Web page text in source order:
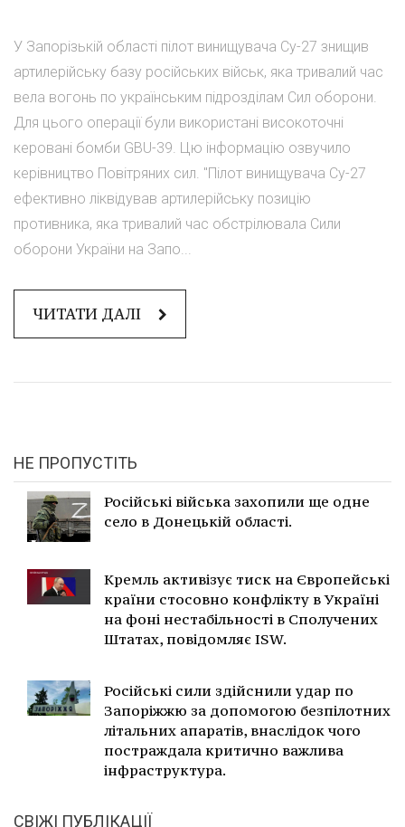
У Запорізькій області пілот винищувача Су-27 знищив
артилерійську базу російських військ, яка тривалий час
вела вогонь по українським підрозділам Сил оборони.
Для цього операції були використані високоточні
керовані бомби GBU-39. Цю інформацію озвучило
керівництво Повітряних сил. "Пілот винищувача Су-27
ефективно ліквідував артилерійську позицію
противника, яка тривалий час обстрілювала Сили
оборони України на Запо...
ЧИТАТИ ДАЛІ
НЕ ПРОПУСТІТЬ
Російські війська захопили ще одне
село в Донецькій області.
Кремль активізує тиск на Європейські
країни стосовно конфлікту в Україні
на фоні нестабільності в Сполучених
Штатах, повідомляє ISW.
Російські сили здійснили удар по
Запоріжжю за допомогою безпілотних
літальних апаратів, внаслідок чого
постраждала критично важлива
інфраструктура.
СВІЖІ ПУБЛІКАЦІЇ